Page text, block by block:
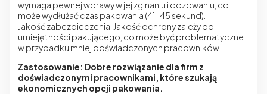
wymaga pewnej wprawy w jej zginaniu i dozowaniu, co
może wydłużać czas pakowania (41-45 sekund).
Jakość zabezpieczenia: Jakość ochrony zależy od
umiejętności pakującego, co może być problematyczne
w przypadku mniej doświadczonych pracowników.
Zastosowanie: Dobre rozwiązanie dla firm z
doświadczonymi pracownikami, które szukają
ekonomicznych opcji pakowania.